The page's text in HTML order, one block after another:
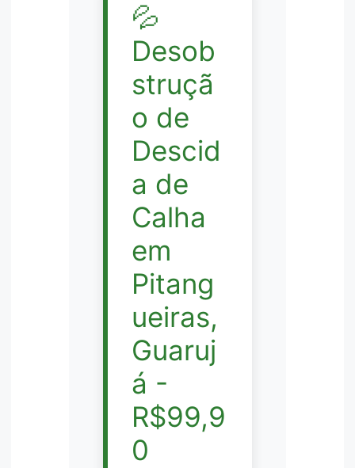
💦
Desob
struçã
o de
Descid
a de
Calha
em
Pitang
ueiras,
Guaruj
á -
R$99,9
0